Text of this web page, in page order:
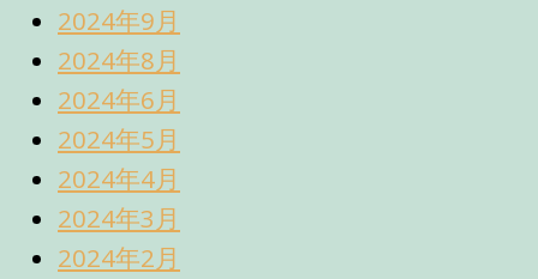
2024年9月
2024年8月
2024年6月
2024年5月
2024年4月
2024年3月
2024年2月